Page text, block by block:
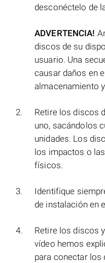
desconéctelo de
ADVERTENCIA!
discos de su
usuario. Una
causar daños en
almacenamiento
Retire los discos
uno, sacándolos
unidades. Los
los impactos o
físicos.
Identifique
de instalación en
Retire los discos
vídeo hemos
para conectar los